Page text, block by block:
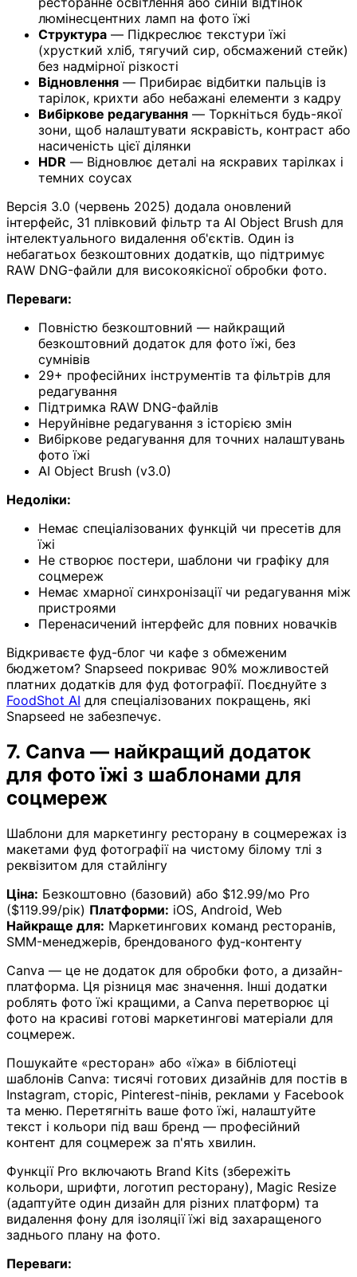
люмінесцентних ламп на фото їжі
Структура — Підкреслює текстури їжі
(хрусткий хліб, тягучий сир, обсмажений стейк)
без надмірної різкості
Відновлення — Прибирає відбитки пальців із
тарілок, крихти або небажані елементи з кадру
Вибіркове редагування — Торкніться будь-якої
зони, щоб налаштувати яскравість, контраст або
насиченість цієї ділянки
HDR — Відновлює деталі на яскравих тарілках і
темних соусах
Версія 3.0 (червень 2025) додала оновлений
інтерфейс, 31 плівковий фільтр та AI Object Brush для
інтелектуального видалення об'єктів. Один із
небагатьох безкоштовних додатків, що підтримує
RAW DNG-файли для високоякісної обробки фото.
Переваги:
Повністю безкоштовний — найкращий
безкоштовний додаток для фото їжі, без
сумнівів
29+ професійних інструментів та фільтрів для
редагування
Підтримка RAW DNG-файлів
Неруйнівне редагування з історією змін
Вибіркове редагування для точних налаштувань
фото їжі
AI Object Brush (v3.0)
Недоліки:
Немає спеціалізованих функцій чи пресетів для
їжі
Не створює постери, шаблони чи графіку для
соцмереж
Немає хмарної синхронізації чи редагування між
пристроями
Перенасичений інтерфейс для повних новачків
Відкриваєте фуд-блог чи кафе з обмеженим
бюджетом? Snapseed покриває 90% можливостей
платних додатків для фуд фотографії. Поєднуйте з
FoodShot AI для спеціалізованих покращень, які
Snapseed не забезпечує.
7. Canva — найкращий додаток
для фото їжі з шаблонами для
соцмереж
Шаблони для маркетингу ресторану в соцмережах із
макетами фуд фотографії на чистому білому тлі з
реквізитом для стайлінгу
Ціна: Безкоштовно (базовий) або $12.99/мо Pro
($119.99/рік) Платформи: iOS, Android, Web
Найкраще для: Маркетингових команд ресторанів,
SMM-менеджерів, брендованого фуд-контенту
Canva — це не додаток для обробки фото, а дизайн-
платформа. Ця різниця має значення. Інші додатки
роблять фото їжі кращими, а Canva перетворює ці
фото на красиві готові маркетингові матеріали для
соцмереж.
Пошукайте «ресторан» або «їжа» в бібліотеці
шаблонів Canva: тисячі готових дизайнів для постів в
Instagram, сторіс, Pinterest-пінів, реклами у Facebook
та меню. Перетягніть ваше фото їжі, налаштуйте
текст і кольори під ваш бренд — професійний
контент для соцмереж за п'ять хвилин.
Функції Pro включають Brand Kits (збережіть
кольори, шрифти, логотип ресторану), Magic Resize
(адаптуйте один дизайн для різних платформ) та
видалення фону для ізоляції їжі від захаращеного
заднього плану на фото.
Переваги: